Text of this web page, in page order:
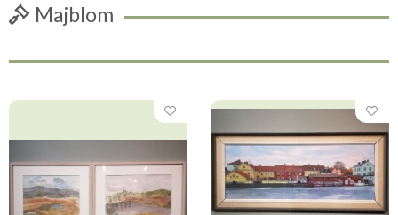
Majblom